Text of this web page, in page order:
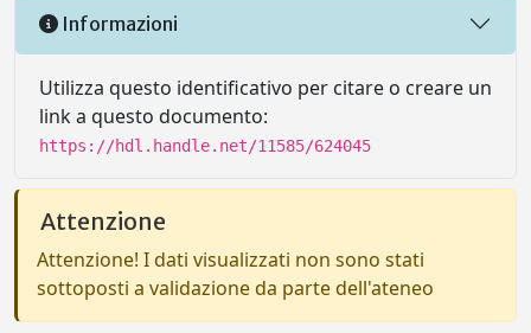
Informazioni
Utilizza questo identificativo per citare o creare un
link a questo documento:
https://hdl.handle.net/11585/624045
Attenzione
Attenzione! I dati visualizzati non sono stati
sottoposti a validazione da parte dell'ateneo